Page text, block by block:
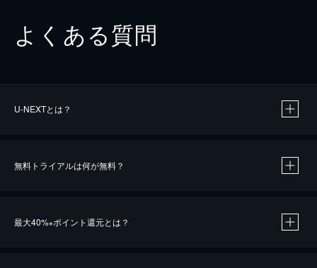
よくある質問
U-NEXTとは？
無料トライアルは何が無料？
最大40%※ポイント還元とは？